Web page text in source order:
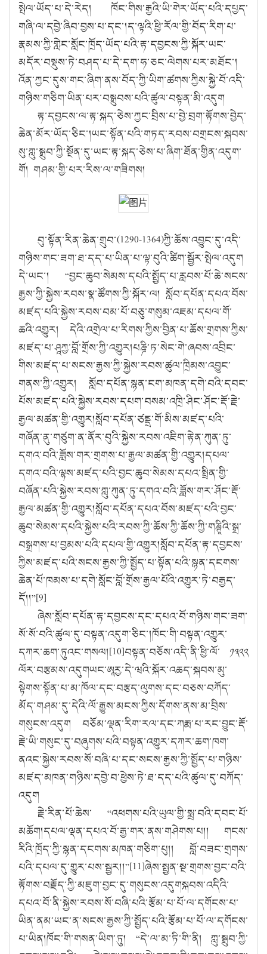
སྤེལ་ཡོད་པ་དེ་རེད། ཁོང་གིས་རྒྱའི་ཡི་གེར་ཡོད་པའི་དཔྱད་
གཞི་ལ་དབྱེ་ཞིབ་བྱས་པ་དང་།ད་ལྟའི་ཕྱི་རོལ་གྱི་བོད་རིག་པ་
རྣམས་ཀྱི་གླེང་སློང་ཁྲོད་ཡོད་པའི་རྟ་དབྱངས་ཀྱི་སྐོར་ཡང་
མདོར་བསྡུས་ཏེ་བཤད་པ་དེ་དག་ཧ་ཅང་ལེགས་པར་མཐོང་།
འོན་ཀྱང་དུས་གང་ཞིག་ནས་བོད་ཀྱི་ཡིག་ཚགས་ཀྱིས་སྐྱེ་བོ་འདི་
གཉིས་གཅིག་ཡིན་པར་བསྒྲུབས་པའི་ཚུལ་བསྟན་མི་འདུག
རྟ་དབྱངས་ལ་རྟ་སྐད་ཅེས་ཀྱང་བྲིས་པ་བྱེ་བྲག་རྟོགས་བྱེད་
ཆེན་མོར་ཡོད་ཅིང་།ཡང་སྟོན་པའི་གཏད་རབས་བགྲངས་སྐབས་
སུ་ཀླུ་སྒྲུབ་ཀྱི་སྔོན་དུ་ཡང་རྟ་སྐད་ཅེས་པ་ཞིག་ཐོན་གྱིན་འདུག་
གོ། གཤམ་གྱི་པར་རིས་ལ་གཟིགས།
བུ་སྟོན་རིན་ཆེན་གྲུབ་(1290-1364)ཀྱི་ཆོས་འབྱུང་དུ་འདི་
གཉིས་གང་ཟག་ཐ་དད་པ་ཡིན་པ་ལྟ་བུའི་ཚིག་སྦྱོར་སྤེལ་འདུག
དེ་ཡང་། “བྱང་ཆུབ་སེམས་དཔའི་སྤྱོད་པ་རླབས་པོ་ཆེ་སངས་
རྒྱས་ཀྱི་སྐྱེས་རབས་སྣ་ཚོགས་ཀྱི་སྐོར་ལ། སློབ་དཔོན་དཔའ་བོས་
མཛད་པའི་སྐྱེས་རབས་བམ་པོ་བཅུ་གསུམ་འཇམ་དཔལ་གོ་
ཆའི་འགྱུར། དེའི་འགྲེལ་པ་རིགས་ཀྱིས་བྱིན་པ་ཆོས་གྲགས་ཀྱིས་
མཛད་པ་ཤཱཀྱ་བློ་གྲོས་ཀྱི་འགྱུར།པཎྜི་ཏ་སེང་གེ་ཞབས་འབྲིང་
གིས་མཛད་པ་སངས་རྒྱས་ཀྱི་སྐྱེས་རབས་ཚུལ་ཁྲིམས་འབྱུང་
གནས་ཀྱི་འགྱུར། སློབ་དཔོན་སྙན་ངག་མཁན་དགེ་བའི་དབང་
པོས་མཛད་པའི་སྐྱེས་རབས་དཔག་བསམ་འཁྲི་ཤིང་ཤོང་རྡོ་རྗེ་
རྒྱལ་མཚན་གྱི་འགྱུར།སློབ་དཔོན་ཙནྡྲ་གོ་མིས་མཛད་པའི་
གཞོན་ནུ་གཙུག་ན་ནོར་བུའི་སྐྱེས་རབས་འཇིག་རྟེན་ཀུན་ཏུ་
དགའ་བའི་ཟློས་གར་གྲགས་པ་རྒྱལ་མཚན་གྱི་འགྱུར།དཔལ་
དགའ་བའི་ལྷས་མཛད་པའི་བྱང་ཆུབ་སེམས་དཔའ་སྤྲིན་གྱི་
བཞོན་པའི་སྐྱེས་རབས་ཀླུ་ཀུན་ཏུ་དགའ་བའི་ཟློས་གར་ཤོང་རྡོ་
རྒྱལ་མཚན་གྱི་འགྱུར།སློབ་དཔོན་དཔའ་བོས་མཛད་པའི་བྱང་
ཆུབ་སེམས་དཔའི་སྐྱེས་པའི་རབས་ཀྱི་ཆོས་ཀྱི་ཆོས་ཀྱི་གཎྚཱིའི་སྒྲ་
བསྒྲགས་པ་བྱམས་པའི་དཔལ་གྱི་འགྱུར།སློབ་དཔོན་རྟ་དབྱངས་
ཀྱིས་མཛད་པའི་སངས་རྒྱས་ཀྱི་སྤྱོད་པ་སྟོན་པའི་སྙན་དངགས་
ཆེན་པོ་ཁམས་པ་དགེ་སློང་བློ་གྲོས་རྒྱལ་པོའི་འགྱུར་ཏེ་བརྒྱད་
དོ།།”[9]
ཞེས་སློབ་དཔོན་རྟ་དབྱངས་དང་དཔའ་བོ་གཉིས་གང་ཟག་
སོ་སོ་བའི་ཚུལ་དུ་བསྟན་འདུག་ཅིང་།ཁོང་གི་བསྟན་འགྱུར་
དཀར་ཆག་ཏུའང་གསལ།[10]བསྟན་བཅོས་འདི་ནི་ཕྱི་ལོ་ ༡༣༢༢
ལོར་བརྩམས་འདུགཡང་ཨཱརྱ་དེ་ཝའི་སྐོར་འཆད་སྐབས་མུ་
སྟེགས་སྟོན་པ་མ་ཁོལ་དང་བརྩད་ལུགས་དང་བཅས་བཀོད་
མོད་གཤམ་དུ་དེའི་ལོ་རྒྱུས་མངས་ཀྱིས་དོགས་ནས་མ་བྲིས་
གསུངས་འདུག བཅོམ་ལྡན་རིག་རལ་དང་ཀརྨ་པ་རང་བྱུང་རྡོ་
རྗེ་ཡི་གསུང་དུ་བཞུགས་པའི་བསྟན་འགྱུར་དཀར་ཆག་ཁག་
ནའང་སྐྱེས་རབས་སོ་བཞི་པ་དང་སངས་རྒྱས་ཀྱི་སྤྱོད་པ་གཉིས་
མཛད་མཁན་གཉིས་དབྱེ་བ་ཕྱེས་ཏེ་ཐ་དད་པའི་ཚུལ་དུ་བཀོད་
འདུག
རྗེ་རིན་པོ་ཆེས་ “འཕགས་པའི་ཡུལ་གྱི་སྨྲ་བའི་དབང་པོ་
མཆོག།དཔལ་ལྡན་དཔའ་བོ་རྒྱ་གར་ནས་གཤེགས་པ།། གངས་
རིའི་ཁྲོད་ཀྱི་སྙན་དངགས་མཁན་གཅིག་པུ།། བློ་བཟང་གྲགས་
པའི་དཔལ་དུ་གྱུར་པས་སྦྱར།།”[11]ཞེས་སྤྱན་སྔ་གྲགས་བྱང་བའི་
རྟོགས་བརྗོད་ཀྱི་མཇུག་བྱང་དུ་གསུངས་འདུགསྐབས་འདིའི་
དཔའ་བོ་ནི་སྐྱེས་རབས་སོ་བཞི་པའི་རྩོམ་པ་པོ་ལ་དགོངས་པ་
ཡིན་ནམ་ཡང་ན་སངས་རྒྱས་ཀྱི་སྤྱོད་པའི་རྩོམ་པ་པོ་ལ་དགོངས་
པ་ཡིན།ཁོང་གི་གསན་ཡིག་ཏུ། “དེ་ལ་མ་ཏི་གི་ནི། ཀླུ་སྒྲུབ་ཀྱི་